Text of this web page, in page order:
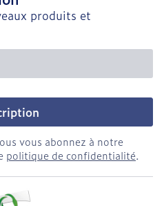
produits et
vous abonnez à notre
politique de confidentialité.